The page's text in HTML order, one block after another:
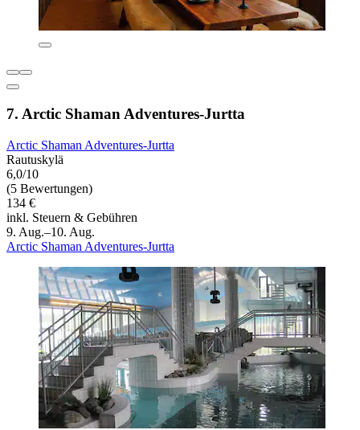
7. Arctic Shaman Adventures-Jurtta
Arctic Shaman Adventures-Jurtta
Rautuskylä
6,0/10
(5 Bewertungen)
134 €
inkl. Steuern & Gebühren
9. Aug.–10. Aug.
Arctic Shaman Adventures-Jurtta